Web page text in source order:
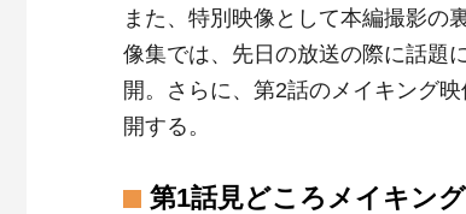
また、特別映像として本編撮影の
像集では、先日の放送の際に話題
開。さらに、第2話のメイキング
開する。
第1話見どころメイキング